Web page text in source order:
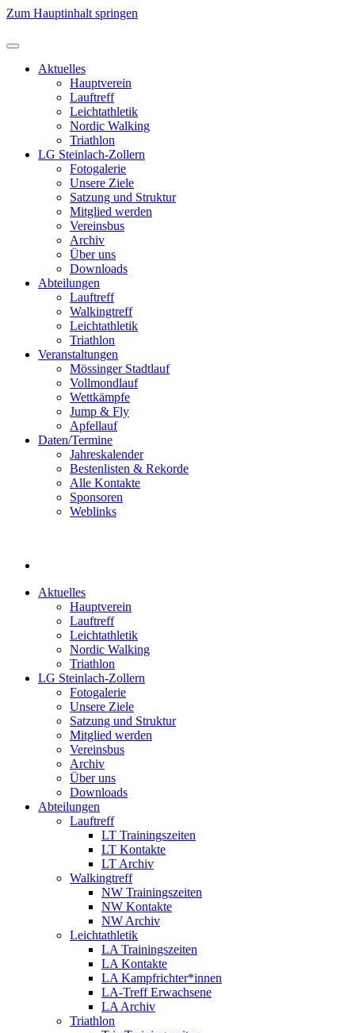
Zum Hauptinhalt springen
Aktuelles
Hauptverein
Lauftreff
Leichtathletik
Nordic Walking
Triathlon
LG Steinlach-Zollern
Fotogalerie
Unsere Ziele
Satzung und Struktur
Mitglied werden
Vereinsbus
Archiv
Über uns
Downloads
Abteilungen
Lauftreff
Walkingtreff
Leichtathletik
Triathlon
Veranstaltungen
Mössinger Stadtlauf
Vollmondlauf
Wettkämpfe
Jump & Fly
Apfellauf
Daten/Termine
Jahreskalender
Bestenlisten & Rekorde
Alle Kontakte
Sponsoren
Weblinks
Aktuelles
Hauptverein
Lauftreff
Leichtathletik
Nordic Walking
Triathlon
LG Steinlach-Zollern
Fotogalerie
Unsere Ziele
Satzung und Struktur
Mitglied werden
Vereinsbus
Archiv
Über uns
Downloads
Abteilungen
Lauftreff
LT Trainingszeiten
LT Kontakte
LT Archiv
Walkingtreff
NW Trainingszeiten
NW Kontakte
NW Archiv
Leichtathletik
LA Trainingszeiten
LA Kontakte
LA Kampfrichter*innen
LA-Treff Erwachsene
LA Archiv
Triathlon